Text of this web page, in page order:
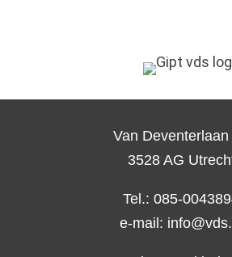
Van Deventerlaan
3528 AG
Tel.: 085-
e-mail: